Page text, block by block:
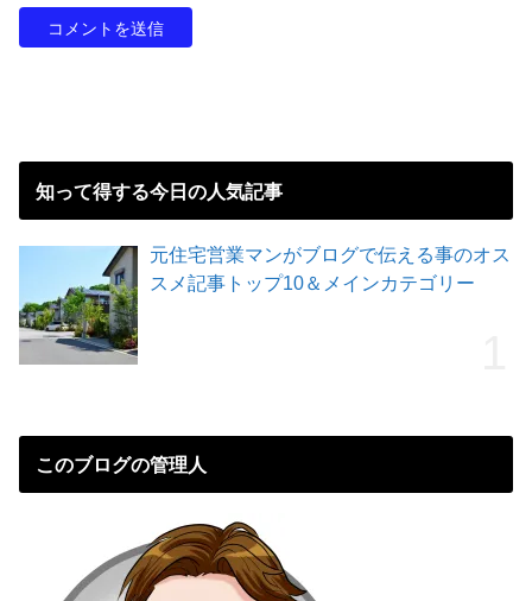
知って得する今日の人気記事
元住宅営業マンがブログで伝える事のオス
スメ記事トップ10＆メインカテゴリー
このブログの管理人